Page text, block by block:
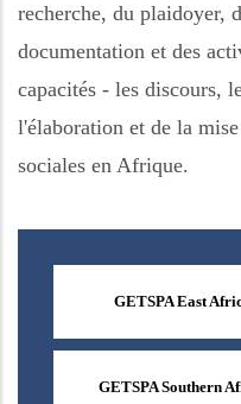
recherche, du plaidoyer,
documentation et des
capacités - les discours,
l'élaboration et de la
sociales en Afrique.
GETSPA East
GETSPA Southern